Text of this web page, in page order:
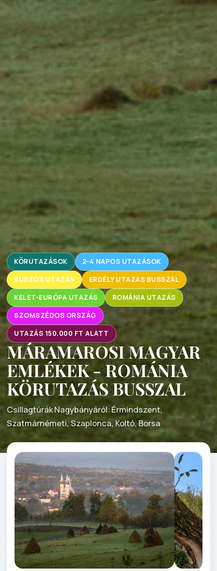
KÖRUTAZÁSOK 2-4 NAPOS UTAZÁSOK
BUSZOS UTAZÁS ERDÉLY UTAZÁS BUSSZAL
KELET-EURÓPA UTAZÁS ROMÁNIA UTAZÁS
SZOMSZÉDOS ORSZÁG
UTAZÁS 150.000 FT ALATT
MÁRAMAROSI MAGYAR
EMLÉKEK - ROMÁNIA
KÖRUTAZÁS BUSSZAL
Csillagtúrák Nagybányáról: Érmindszent,
Szatmárnémeti, Szaplonca, Koltó, Borsa